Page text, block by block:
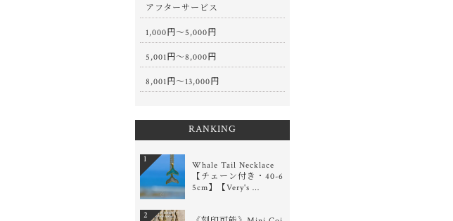
アフターサービス
1,000円〜5,000円
5,001円〜8,000円
8,001円〜13,000円
RANKING
Whale Tail Necklace
【チェーン付き・40-6
5cm】【Very's …
1
2